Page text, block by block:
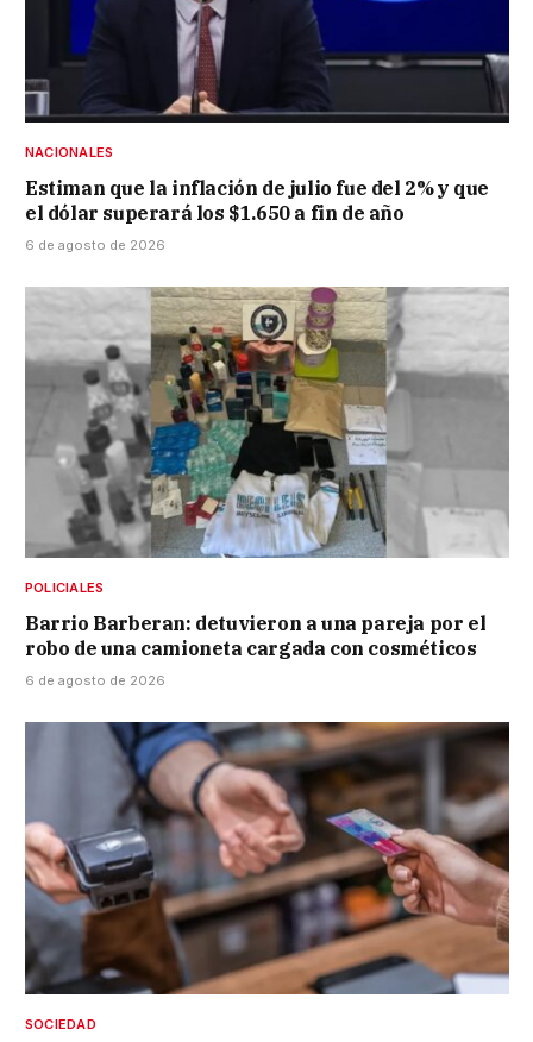
NACIONALES
Estiman que la inflación de julio fue del 2% y que
el dólar superará los $1.650 a fin de año
6 de agosto de 2026
POLICIALES
Barrio Barberan: detuvieron a una pareja por el
robo de una camioneta cargada con cosméticos
6 de agosto de 2026
SOCIEDAD